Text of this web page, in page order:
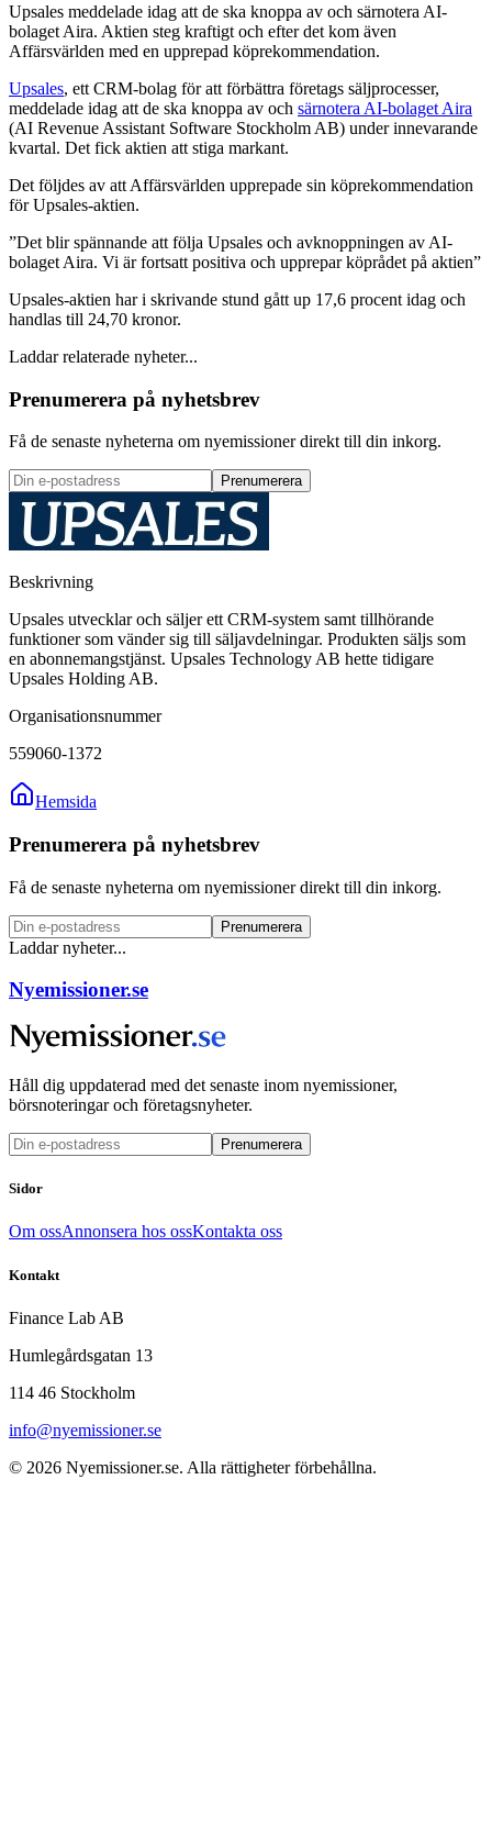
Upsales meddelade idag att de ska knoppa av och särnotera AI-
bolaget Aira. Aktien steg kraftigt och efter det kom även
Affärsvärlden med en upprepad köprekommendation.
Upsales, ett CRM-bolag för att förbättra företags säljprocesser,
meddelade idag att de ska knoppa av och särnotera AI-bolaget Aira
(AI Revenue Assistant Software Stockholm AB) under innevarande
kvartal. Det fick aktien att stiga markant.
Det följdes av att Affärsvärlden upprepade sin köprekommendation
för Upsales-aktien.
”Det blir spännande att följa Upsales och avknoppningen av AI-
bolaget Aira. Vi är fortsatt positiva och upprepar köprådet på aktien”
Upsales-aktien har i skrivande stund gått up 17,6 procent idag och
handlas till 24,70 kronor.
Laddar relaterade nyheter...
Prenumerera på nyhetsbrev
Få de senaste nyheterna om nyemissioner direkt till din inkorg.
Prenumerera
Beskrivning
Upsales utvecklar och säljer ett CRM-system samt tillhörande
funktioner som vänder sig till säljavdelningar. Produkten säljs som
en abonnemangstjänst. Upsales Technology AB hette tidigare
Upsales Holding AB.
Organisationsnummer
559060-1372
Hemsida
Prenumerera på nyhetsbrev
Få de senaste nyheterna om nyemissioner direkt till din inkorg.
Prenumerera
Laddar nyheter...
Nyemissioner.se
Håll dig uppdaterad med det senaste inom nyemissioner,
börsnoteringar och företagsnyheter.
Prenumerera
Sidor
Om ossAnnonsera hos ossKontakta oss
Kontakt
Finance Lab AB
Humlegårdsgatan 13
114 46 Stockholm
info@nyemissioner.se
© 2026 Nyemissioner.se. Alla rättigheter förbehållna.